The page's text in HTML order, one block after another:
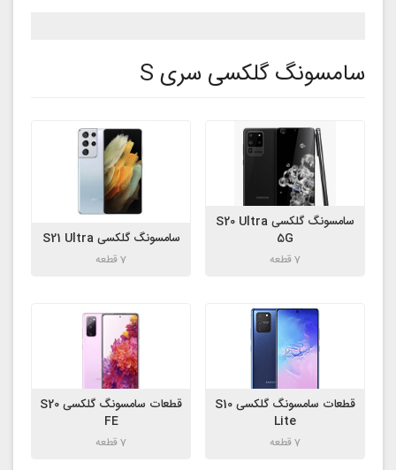
سامسونگ گلکسی سری S
سامسونگ گلکسی S20 Ultra
5G
7 قطعه
سامسونگ گلکسی S21 Ultra
7 قطعه
قطعات سامسونگ گلکسی S10
Lite
7 قطعه
قطعات سامسونگ گلکسی S20
FE
7 قطعه